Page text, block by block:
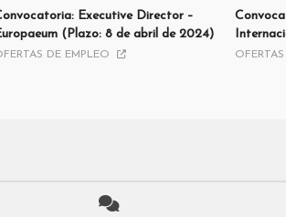
Executive Director –
(Plazo: 8 de abril de 2024)
DE EMPLEO